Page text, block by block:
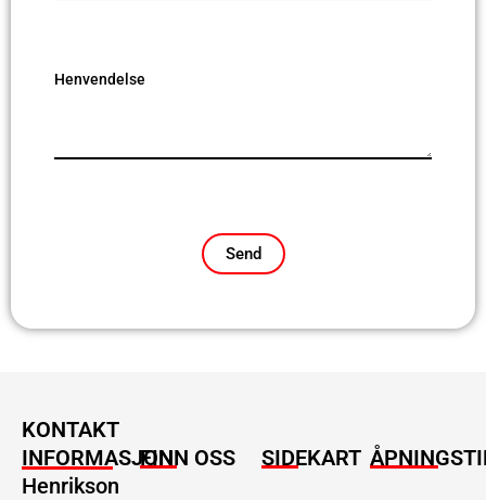
KONTAKT
INFORMASJON
Henrikson
FINN OSS SIDEKART